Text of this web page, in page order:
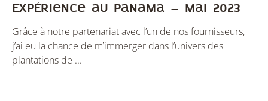
Expérience au Panama – Mai 2023
Grâce à notre partenariat avec l’un de nos fournisseurs,
j’ai eu la chance de m’immerger dans l’univers des
plantations de ...